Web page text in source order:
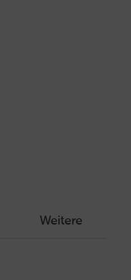
Weitere